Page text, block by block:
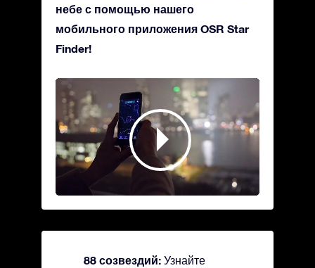
небе с помощью нашего
мобильного приложения OSR Star
Finder!
88 созвездий: Узнайте